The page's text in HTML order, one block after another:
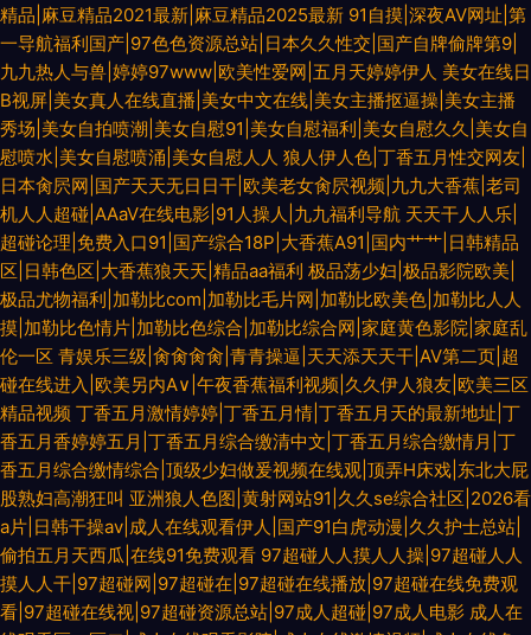
精品|麻豆精品2021最新|麻豆精品2025最新 91自摸|深夜AV网址|第
一导航福利国产|97色色资源总站|日本久久性交|国产自牌偷牌第9|
九九热人与兽|婷婷97www|欧美性爱网|五月天婷婷伊人 美女在线日
B视屏|美女真人在线直播|美女中文在线|美女主播抠逼操|美女主播
秀场|美女自拍喷潮|美女自慰91|美女自慰福利|美女自慰久久|美女自
慰喷水|美女自慰喷涌|美女自慰人人 狼人伊人色|丁香五月性交网友|
日本肏屄网|国产天天无日日干|欧美老女肏屄视频|九九大香蕉|老司
机人人超碰|AAaV在线电影|91人操人|九九福利导航 天天干人人乐|
超碰论理|免费入口91|国产综合18P|大香蕉A91|国内艹艹|日韩精品
区|日韩色区|大香蕉狼天天|精品aa福利 极品荡少妇|极品影院欧美|
极品尤物福利|加勒比com|加勒比毛片网|加勒比欧美色|加勒比人人
摸|加勒比色情片|加勒比色综合|加勒比综合网|家庭黄色影院|家庭乱
伦一区 青娱乐三级|肏肏肏肏|青青操逼|天天添天天干|AV第二页|超
碰在线进入|欧美另内A∨|午夜香蕉福利视频|久久伊人狼友|欧美三区
精品视频 丁香五月激情婷婷|丁香五月情|丁香五月天的最新地址|丁
香五月香婷婷五月|丁香五月综合缴清中文|丁香五月综合缴情月|丁
香五月综合缴情综合|顶级少妇做爰视频在线观|顶弄H床戏|东北大屁
股熟妇高潮狂叫 亚洲狼人色图|黄射网站91|久久se综合社区|2026看
a片|日韩干操av|成人在线观看伊人|国产91白虎动漫|久久护士总站|
偷拍五月天西瓜|在线91免费观看 97超碰人人摸人人操|97超碰人人
摸人人干|97超碰网|97超碰在|97超碰在线播放|97超碰在线免费观
看|97超碰在线视|97超碰资源总站|97成人超碰|97成人电影 成人在